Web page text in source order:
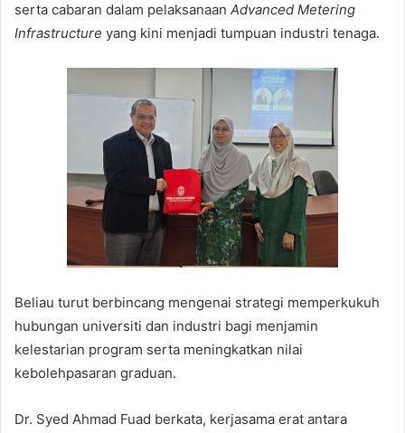
serta cabaran dalam pelaksanaan Advanced Metering
Infrastructure yang kini menjadi tumpuan industri tenaga.
Beliau turut berbincang mengenai strategi memperkukuh
hubungan universiti dan industri bagi menjamin
kelestarian program serta meningkatkan nilai
kebolehpasaran graduan.
Dr. Syed Ahmad Fuad berkata, kerjasama erat antara